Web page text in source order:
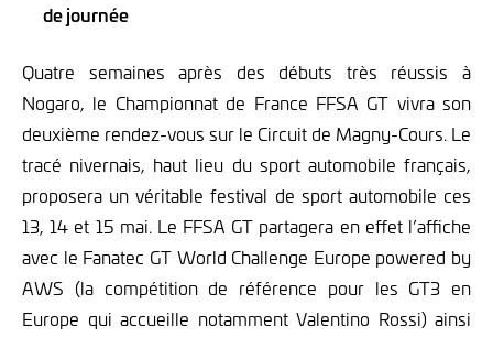
de journée
Quatre semaines après des débuts très réussis à
Nogaro, le Championnat de France FFSA GT vivra son
deuxième rendez-vous sur le Circuit de Magny-Cours. Le
tracé nivernais, haut lieu du sport automobile français,
proposera un véritable festival de sport automobile ces
13, 14 et 15 mai. Le FFSA GT partagera en effet l’affiche
avec le Fanatec GT World Challenge Europe powered by
AWS (la compétition de référence pour les GT3 en
Europe qui accueille notamment Valentino Rossi) ainsi